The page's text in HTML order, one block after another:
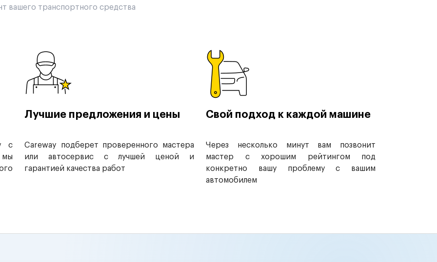
вашего транспортного средства
с
мы
Лучшие предложения и цены
Careway подберет проверенного мастера
или автосервис с лучшей ценой и
гарантией качества работ
Свой подход к каждой машине
Через несколько минут вам позвонит
мастер с хорошим рейтингом под
конкретно вашу проблему с вашим
автомобилем